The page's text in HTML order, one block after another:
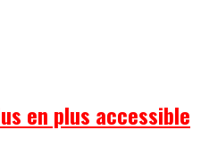
en plus accessible